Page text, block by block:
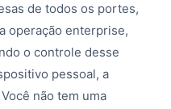
de todos os portes,
operação enterprise,
o controle desse
pessoal, a
não tem uma